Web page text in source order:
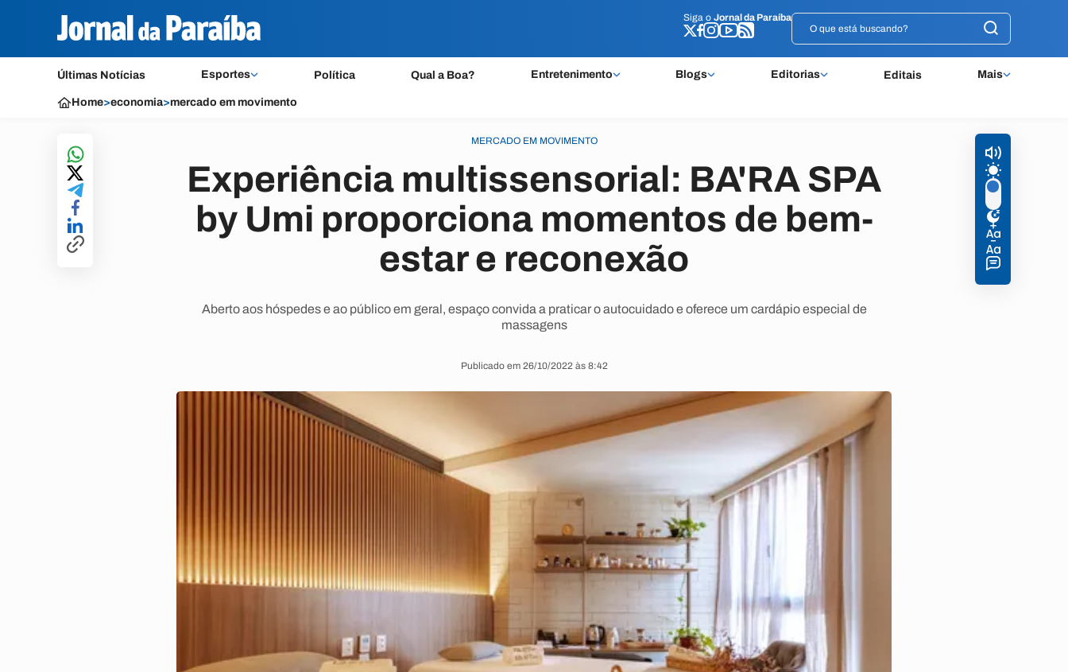
Siga o Jornal da Paraíba
Últimas Notícias Esportes Política Qual a Boa? Entretenimento Blogs Editorias Editais Mais
Siga o Jornal da Paraíba
Home>economia>mercado em movimento
MERCADO EM MOVIMENTO
Experiência multissensorial: BA'RA SPA
by Umi proporciona momentos de bem-
estar e reconexão
Aberto aos hóspedes e ao público em geral, espaço convida a praticar o autocuidado e oferece um cardápio especial de
massagens
Publicado em 26/10/2022 às 8:42